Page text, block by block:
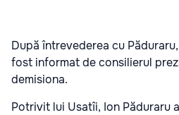
După întrevederea cu
fost informat de consilierul
demisiona.
Potrivit lui Usatîi, Ion Păduraru